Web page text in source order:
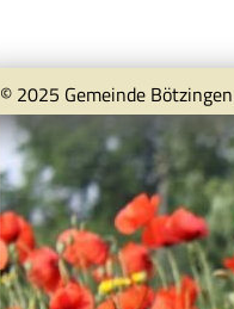
© 2025 Gemeinde Bötzingen